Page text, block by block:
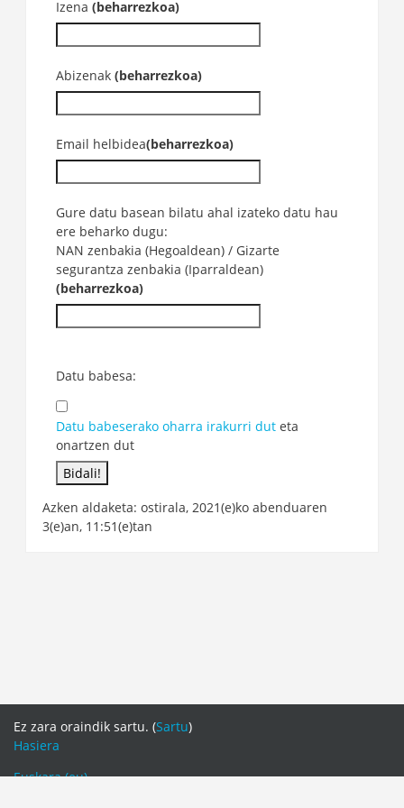
Izena (beharrezkoa)
Abizenak (beharrezkoa)
Email helbidea(beharrezkoa)
Gure datu basean bilatu ahal izateko datu hau
ere beharko dugu:
NAN zenbakia (Hegoaldean) / Gizarte
segurantza zenbakia (Iparraldean)
(beharrezkoa)
Datu babesa:
Datu babeserako oharra irakurri duteta
onartzen dut
Azken aldaketa: ostirala, 2021(e)ko abenduaren
3(e)an, 11:51(e)tan
Ez zara oraindik sartu. (Sartu)
Hasiera
Euskara ‎(eu)‎